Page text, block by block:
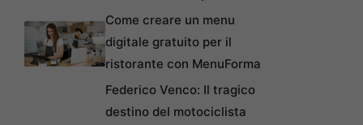
Come creare un menu
digitale gratuito per il
ristorante con MenuForma
Federico Venco: Il tragico
destino del motociclista